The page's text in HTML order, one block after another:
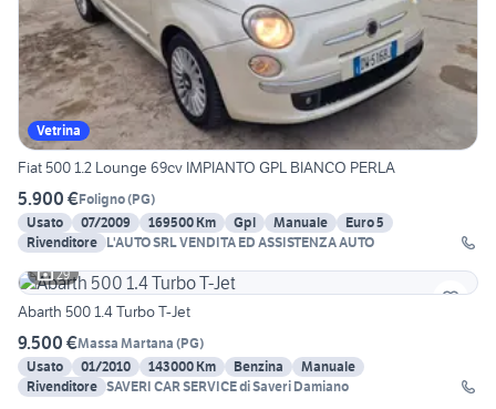
Vetrina
Fiat 500 1.2 Lounge 69cv IMPIANTO GPL BIANCO PERLA
5.900 €Foligno(PG)
Usato
07/2009 169500 Km Gpl Manuale
Euro 5
Rivenditore L'AUTO SRL VENDITA ED ASSISTENZA AUTO
29
Abarth 500 1.4 Turbo T-Jet
9.500 €Massa Martana (PG)
Usato
01/2010 143000 Km Benzina
Manuale
Rivenditore SAVERI CAR SERVICE di Saveri Damiano